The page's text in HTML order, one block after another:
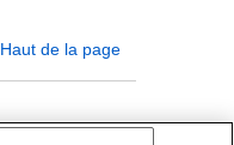
Haut de la page